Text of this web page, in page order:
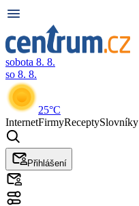
sobota 8. 8.
so 8. 8.
25°C
InternetFirmyReceptySlovníky
Přihlášení